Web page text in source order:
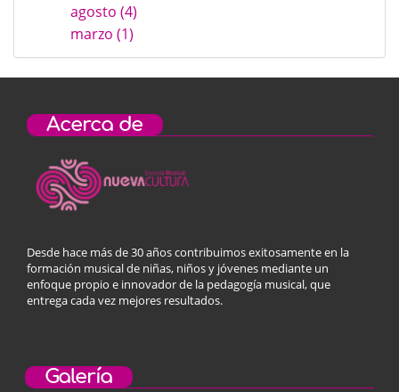
agosto (4)
marzo (1)
Acerca de
Desde hace más de 30 años contribuimos exitosamente en la
formación musical de niñas, niños y jóvenes mediante un
enfoque propio e innovador de la pedagogía musical, que
entrega cada vez mejores resultados.
Galería